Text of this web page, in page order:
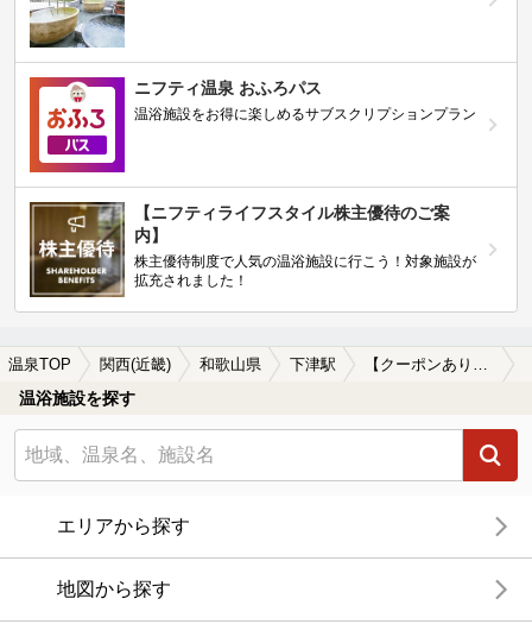
ニフティ温泉 おふろパス
温浴施設をお得に楽しめるサブスクリプションプラン
【ニフティライフスタイル株主優待のご案
内】
株主優待制度で人気の温浴施設に行こう！対象施設が
拡充されました！
温泉TOP 関西(近畿) 和歌山県 下津駅 【クーポンあり】食事が楽しめる下津駅近くの温泉、日帰り温泉、スーパー銭湯おすすめ
温浴施設を探す
エリアから探す
地図から探す